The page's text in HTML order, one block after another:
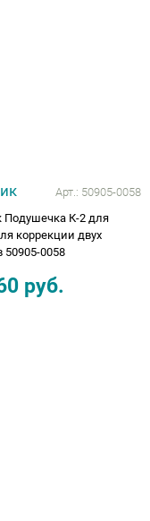
Арт.: 50905-0058
Подушечка К-2 для
коррекции двух
50905-0058
руб.
для